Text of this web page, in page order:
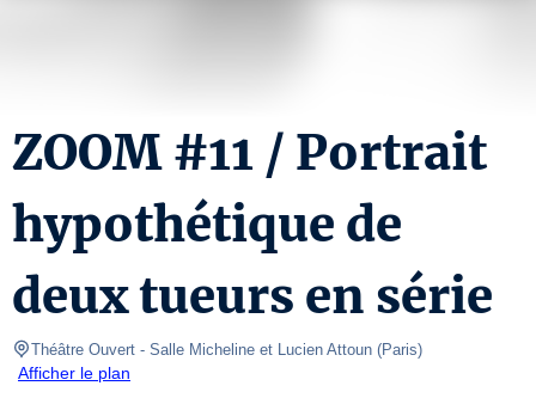
ZOOM #11 / Portrait
hypothétique de
deux tueurs en série
Théâtre Ouvert - Salle Micheline et Lucien Attoun (Paris)
Afficher le plan